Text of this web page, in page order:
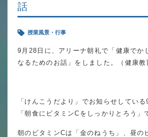
話
授業風景・行事
9月28日に、アリーナ朝礼で「健康でか
なるためのお話」をしました。（健康教
「けんこうだより」でお知らせしてい
「朝食にビタミンCをしっかりとろう」
朝のビタミンCは「金のねうち」、昼の
英語力の向上
クラブ活動